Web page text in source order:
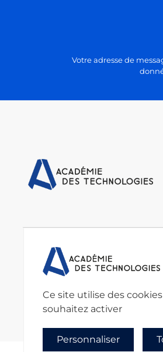
Ce site utilise des
souhaitez activer
Personnaliser
Votre adresse de